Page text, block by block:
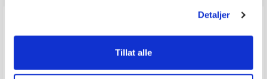
Detaljer
Tillat alle